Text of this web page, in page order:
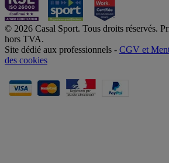
© 2026 Casal Sport. Tous droits réservés.
hors TVA.
Site dédié aux professionnels - CGV et
des cookies